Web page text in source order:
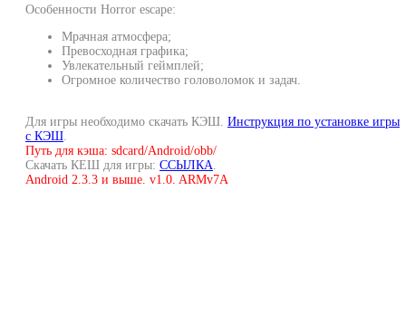
Особенности Horror escape:
Мрачная атмосфера;
Превосходная графика;
Увлекательный геймплей;
Огромное количество головоломок и задач.
Для игры необходимо скачать КЭШ. Инструкция по установке игры
с КЭШ.
Путь для кэша: sdcard/Android/obb/
Скачать КЕШ для игры: ССЫЛКА.
Android 2.3.3 и выше. v1.0. ARMv7A